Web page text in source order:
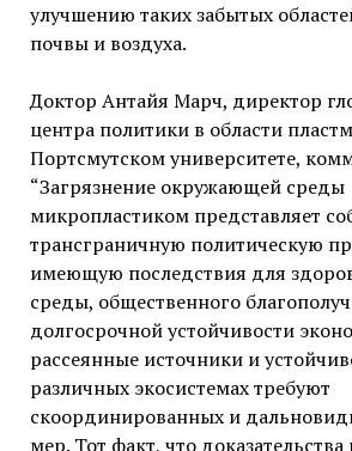
улучшению таких забытых
почвы и воздуха.
Доктор Антайя Марч, директор
центра политики в области
Портсмутском университете,
“Загрязнение окружающей среды
микропластиком представляет
трансграничную политическую
имеющую последствия для
среды, общественного
долгосрочной устойчивости
рассеянные источники и
различных экосистемах требуют
скоординированных и
мер. Тот факт, что доказательства